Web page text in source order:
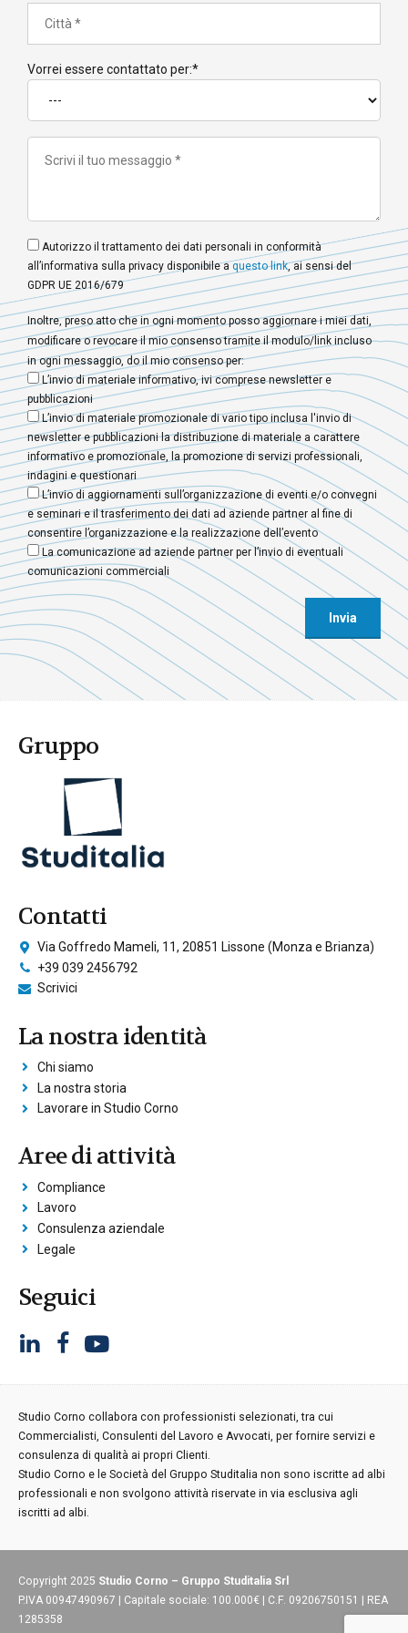
mergers&acquisition&disposals, diritto dei
sportive, ecc.
Vorrei essere contattato per:*
Autorizzo il trattamento dei dati personali in conformità
all’informativa sulla privacy disponibile aquesto link, ai sensi del
GDPR UE 2016/679
Inoltre, preso atto che in ogni momento posso aggiornare i miei dati,
modificare o revocare il mio consenso tramite il modulo/link incluso
in ogni messaggio, do il mio consenso per:
L’invio di materiale informativo, ivi comprese newsletter e
pubblicazioni
L’invio di materiale promozionale di vario tipo inclusa l'invio di
newsletter e pubblicazioni la distribuzione di materiale a carattere
informativo e promozionale, la promozione di servizi professionali,
indagini e questionari
L’invio di aggiornamenti sull’organizzazione di eventi e/o convegni
e seminari e il trasferimento dei dati ad aziende partner al fine di
consentire l’organizzazione e la realizzazione dell’evento
La comunicazione ad aziende partner per l’invio di eventuali
comunicazioni commerciali
Gruppo
Contatti
Via Goffredo Mameli, 11, 20851 Lissone (Monza e Brianza)
+39 039 2456792
Scrivici
La nostra identità
Chi siamo
La nostra storia
Lavorare in Studio Corno
Aree di attività
Compliance
Lavoro
Consulenza aziendale
Legale
Seguici
Studio Corno collabora con professionisti selezionati, tra cui
Commercialisti, Consulenti del Lavoro e Avvocati, per fornire servizi e
consulenza di qualità ai propri Clienti.
Studio Corno e le Società del Gruppo Studitalia non sono iscritte ad albi
professionali e non svolgono attività riservate in via esclusiva agli
iscritti ad albi.
Copyright 2025 Studio Corno – Gruppo Studitalia Srl
P.IVA 00947490967 | Capitale sociale: 100.000€ | C.F. 09206750151 | REA
1285358